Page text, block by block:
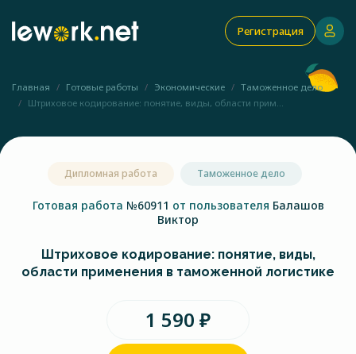
Регистрация
Главная Готовые работы Экономические
Таможенное дело
Штриховое кодирование: понятие, виды, области прим...
Дипломная работа Таможенное дело
Готовая работа №60911 от пользователя Балашов
Виктор
Штриховое кодирование: понятие, виды,
области применения в таможенной логистике
1 590 ₽